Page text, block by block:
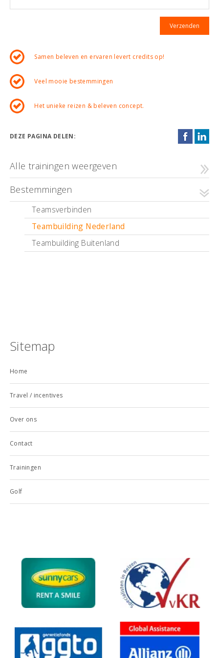
Samen beleven en ervaren levert credits op!
Veel mooie bestemmingen
Het unieke reizen & beleven concept.
DEZE PAGINA DELEN:
Alle trainingen weergeven
Bestemmingen
Teamsverbinden
Teambuilding Nederland
Teambuilding Buitenland
Sitemap
Home
Travel / incentives
Over ons
Contact
Trainingen
Golf